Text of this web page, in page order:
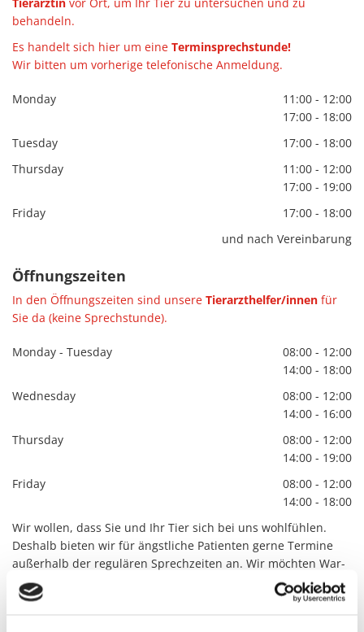
be­han­deln.
Es han­delt sich hier um eine Ter­min­sprech­stun­de!
Wir bit­ten um vor­he­ri­ge te­le­fo­ni­sche An­mel­dung.
Monday
11:00 - 12:00
17:00 - 18:00
Tuesday
17:00 - 18:00
Thursday
11:00 - 12:00
17:00 - 19:00
Friday
17:00 - 18:00
und nach Vereinbarung
Öff­nungs­zei­ten
In den Öff­nungs­zei­ten sind un­se­re Tier­arzt­hel­fe­r/in­nen für
Sie da (keine Sprech­stun­de).
Monday - Tuesday
08:00 - 12:00
14:00 - 18:00
Wednesday
08:00 - 12:00
14:00 - 16:00
Thursday
08:00 - 12:00
14:00 - 19:00
Friday
08:00 - 12:00
14:00 - 18:00
Wir wollen, dass Sie und Ihr Tier sich bei uns wohlfühlen.
Des­halb bie­ten wir für ängst­li­che Pa­ti­en­ten gerne Ter­mi­ne
au­ßer­halb der re­gu­lä­ren Sprech­zei­ten an. Wir möchten War­
te­zei­ten und un­nö­ti­gen Stress für Ihr Tier ver­meiden.
Spe­zi­el­le Ter­mi­ne wie Ope­ra­tio­nen und Zahn­be­hand­lun­gen